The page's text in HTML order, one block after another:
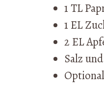
1 TL
1 EL
2 EL
Salz